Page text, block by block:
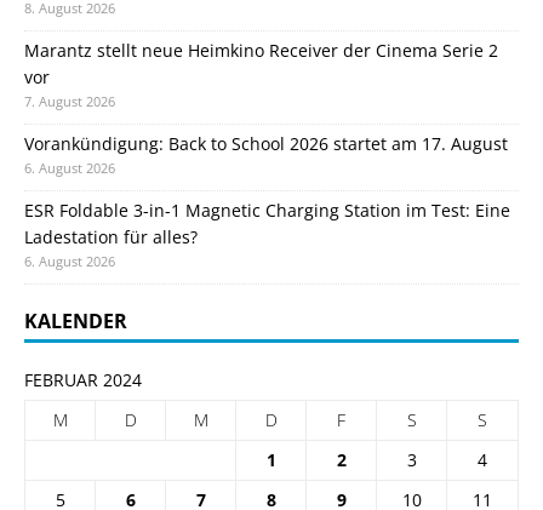
8. August 2026
Marantz stellt neue Heimkino Receiver der Cinema Serie 2
vor
7. August 2026
Vorankündigung: Back to School 2026 startet am 17. August
6. August 2026
ESR Foldable 3-in-1 Magnetic Charging Station im Test: Eine
Ladestation für alles?
6. August 2026
KALENDER
FEBRUAR 2024
M
D M D F S
S
1
2 3
4
5
6 7 8 9 10 11